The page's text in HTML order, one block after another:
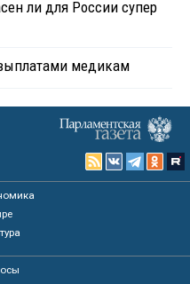
ли для России супер
медикам